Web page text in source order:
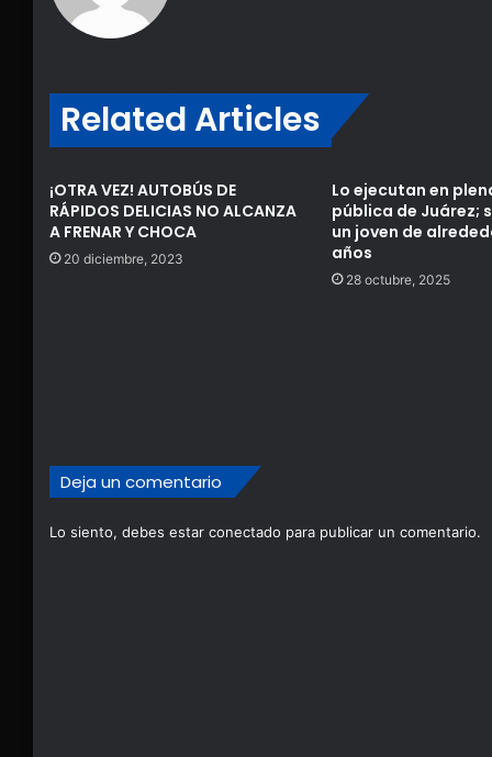
Related Articles
¡OTRA VEZ! AUTOBÚS DE
RÁPIDOS DELICIAS NO ALCANZA
A FRENAR Y CHOCA
20 diciembre, 2023
Lo ejecutan en
pública de Juárez;
un joven de
años
28 octubre, 2025
Deja un comentario
Lo siento, debes estar conectado para publicar un comentario.